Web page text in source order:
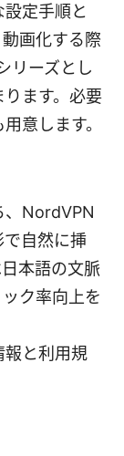
定手順と
動画化する際
リーズとし
ます。必要
意します。
、NordVPN
で自然に挿
本語の文脈
ク率向上を
報と利用規